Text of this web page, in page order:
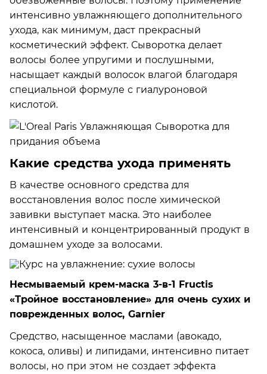
интенсивно увлажняющего дополнительного
ухода, как минимум, даст прекрасный
косметический эффект. Сыворотка делает
волосы более упругими и послушными,
насыщает каждый волосок влагой благодаря
специальной формуле с гиалуроновой
кислотой.
Какие средства ухода применять
В качестве основного средства для
восстановления волос после химической
завивки выступает маска. Это наиболее
интенсивный и концентрированный продукт в
домашнем уходе за волосами.
Несмываемый крем-маска 3-в-1 Fructis
«Тройное восстановление» для очень сухих и
поврежденных волос, Garnier
Средство, насыщенное маслами (авокадо,
кокоса, оливы) и липидами, интенсивно питает
волосы, но при этом не создает эффекта